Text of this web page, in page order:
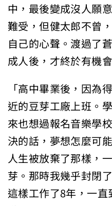
中，最後變成沒人願
難受，但健太郎不曾
自己的心聲。渡過了
成人後，才終於有機
「高中畢業後，因
近的豆芽工廠上班。
來也想過報名音樂學
決的話，夢想怎麼可
人生被放棄了那樣，
芽。那時我幾乎封閉
這樣工作了8年，一